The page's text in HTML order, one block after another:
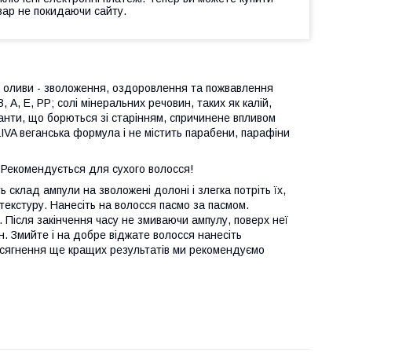
не покидаючи сайту.
оливи - зволоження, оздоровлення та пожвавлення
А, Е, РР; солі мінеральних речовин, таких як калій,
що борються зі старінням, спричинене впливом
веганська формула і не містить парабени, парафіни
для сухого волосся!
ампули на зволожені долоні і злегка потріть їх,
Нанесіть на волосся пасмо за пасмом.
закінчення часу не змиваючи ампулу, поверх неї
Змийте і на добре віджате волосся нанесіть
ще кращих результатів ми рекомендуємо